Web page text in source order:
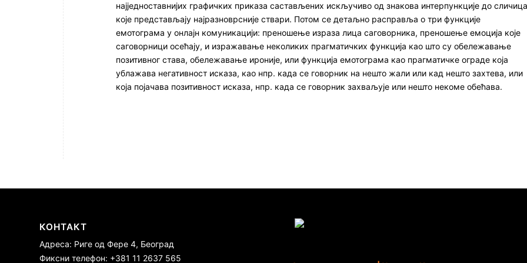
најједноставнијих графичких приказа састављених искључиво од знакова интерпункције до сличица
које представљају најразноврсније ствари. Потом се детаљно расправља о три функције
емотограма у онлајн комуникацији: преношење израза лица саговорника, преношење емоција које
саговорници осећају, и изражавање неколиких прагматичких функција као што су обележавање
позитивног става, обележавање ироније, или функција емотограма као прагматичке ограде која
ублажава негативност исказа, као нпр. када се говорник на нешто жали или кад нешто захтева, или
која појачава позитивност исказа, нпр. када се говорник захваљује или нешто некоме обећава.
КОНТАКТ
Адреса: Риге од Фере 4, Београд
Фиксни телефон: +381 11 2637 565